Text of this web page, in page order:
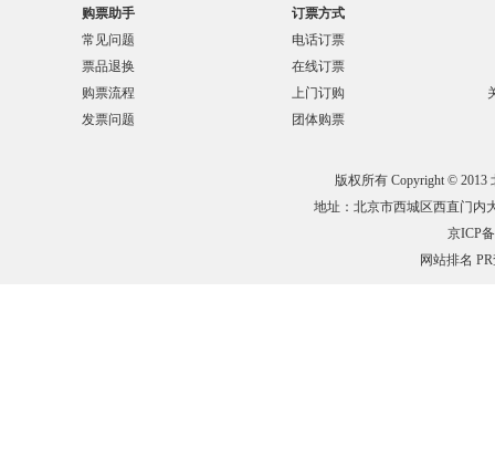
购票助手
常见问题
票品退换
购票流程
发票问题
订票方式
电话订票
在线订票
上门订购
团体购票
版权所有 Copyright © 2013
地址：北京市西城区西直门内
京ICP
网站排名